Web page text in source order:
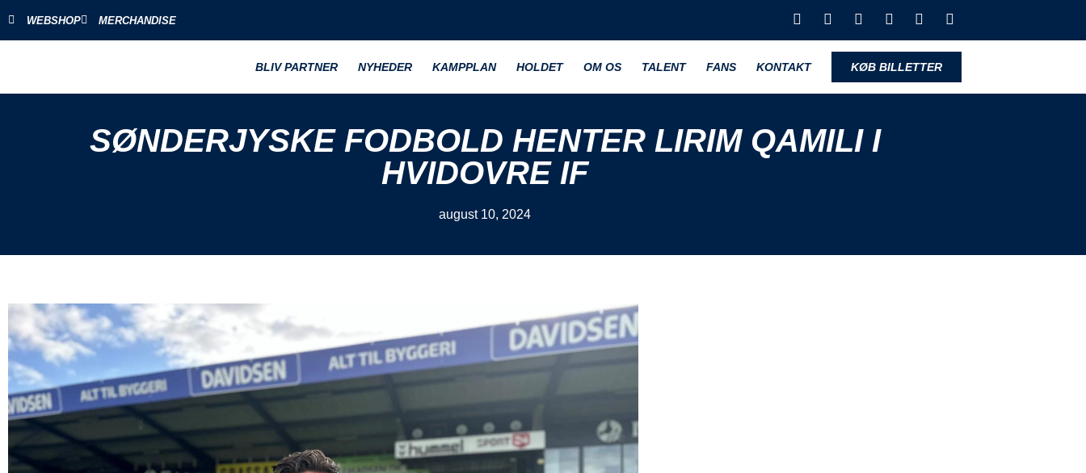
WEBSHOP MERCHANDISE
BLIV PARTNER NYHEDER KAMPPLAN HOLDET OM OS TALENT FANS KONTAKT KØB BILLETTER
SØNDERJYSKE FODBOLD HENTER LIRIM QAMILI I
HVIDOVRE IF
august 10, 2024